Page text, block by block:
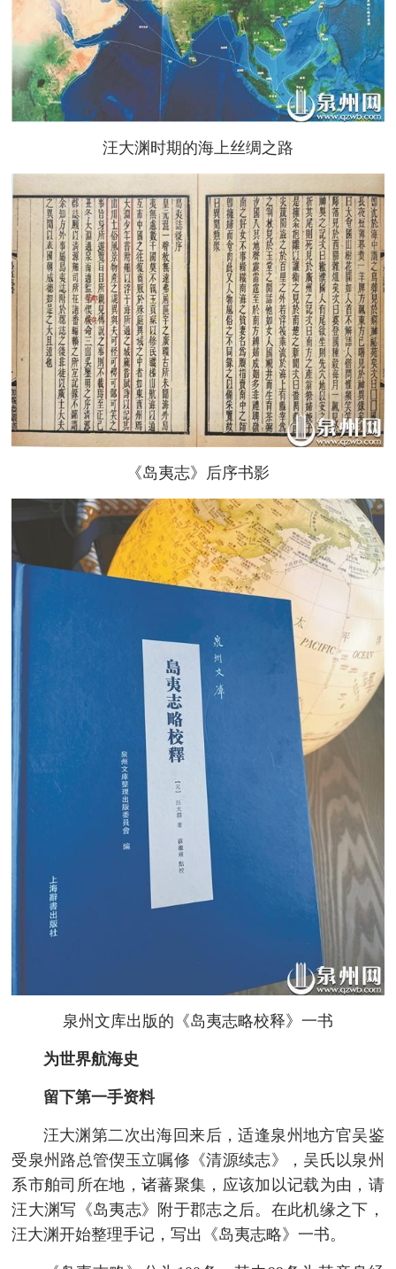
汪大渊时期的海上丝绸之路
《岛夷志》后序书影
泉州文库出版的《岛夷志略校释》一书
为世界航海史
留下第一手资料
汪大渊第二次出海回来后，适逢泉州地方官吴鉴
受泉州路总管偰玉立嘱修《清源续志》，吴氏以泉州
系市舶司所在地，诸蕃聚集，应该加以记载为由，请
汪大渊写《岛夷志》附于郡志之后。在此机缘之下，
汪大渊开始整理手记，写出《岛夷志略》一书。